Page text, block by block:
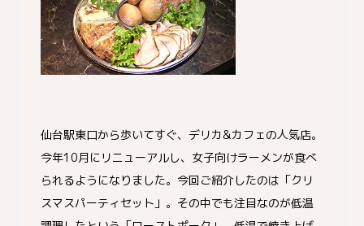
仙台駅東口から歩いてすぐ、デリカ&カフェの人気店。
今年10月にリニューアルし、女子向けラーメンが食べ
られるようになりました。今回ご紹介したのは「クリ
スマスパーティセット」。その中でも注目なのが低温